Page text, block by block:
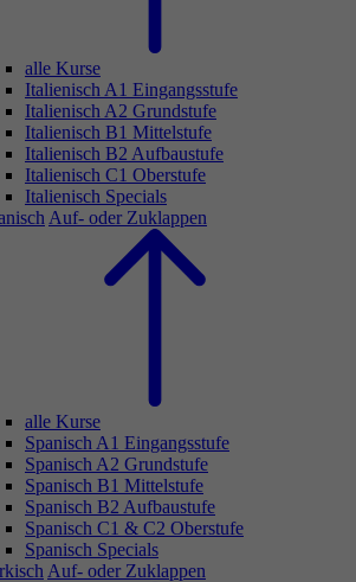
alle Kurse
Italienisch A1 Eingangsstufe
Italienisch A2 Grundstufe
Italienisch B1 Mittelstufe
Italienisch B2 Aufbaustufe
Italienisch C1 Oberstufe
Italienisch Specials
Auf- oder Zuklappen
alle Kurse
Spanisch A1 Eingangsstufe
Spanisch A2 Grundstufe
Spanisch B1 Mittelstufe
Spanisch B2 Aufbaustufe
Spanisch C1 & C2 Oberstufe
Spanisch Specials
Auf- oder Zuklappen